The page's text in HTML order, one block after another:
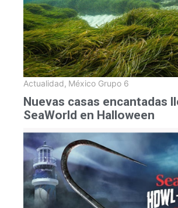
Actualidad, México Grupo 6
Nuevas casas encantadas
SeaWorld en Halloween